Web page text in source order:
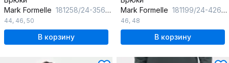
Mark Formelle 181258/24-3569Ц-2 двухцветный_т.серый
44, 46, 50
В корзину
Mark Formelle 181199/24-4264Б-7П меланж_темно_серый
46, 48
В корзину